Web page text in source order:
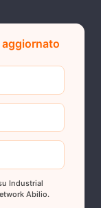
Industrial
Abilio.